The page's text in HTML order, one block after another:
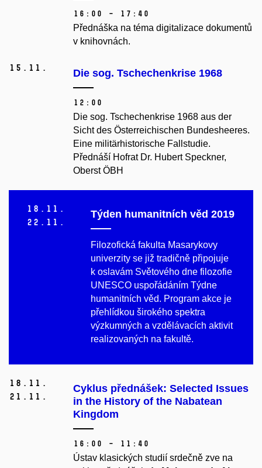
16:00 – 17:40
Přednáška na téma digitalizace dokumentů
v knihovnách.
15. 11. Die sog. Tschechenkrise 1968
12:00
Die sog. Tschechenkrise 1968 aus der
Sicht des Österreichischen Bundesheeres.
Eine militärhistorische Fallstudie.
Přednáší Hofrat Dr. Hubert Speckner,
Oberst ÖBH
18. 11.
22. 11.
Týden humanitních věd 2019
Filozofická fakulta Masarykovy
univerzity se již tradičně připojuje
k oslavám Světového dne filozofie
UNESCO uspořádáním Týdne
humanitních věd. Program akce je
přehlídkou širokého spektra
výzkumných a vzdělávacích aktivit
realizovaných na fakultě.
18. 11.
21. 11.
Cyklus přednášek: Selected Issues
in the History of the Nabatean
Kingdom
16:00 – 11:40
Ústav klasických studií srdečně zve na